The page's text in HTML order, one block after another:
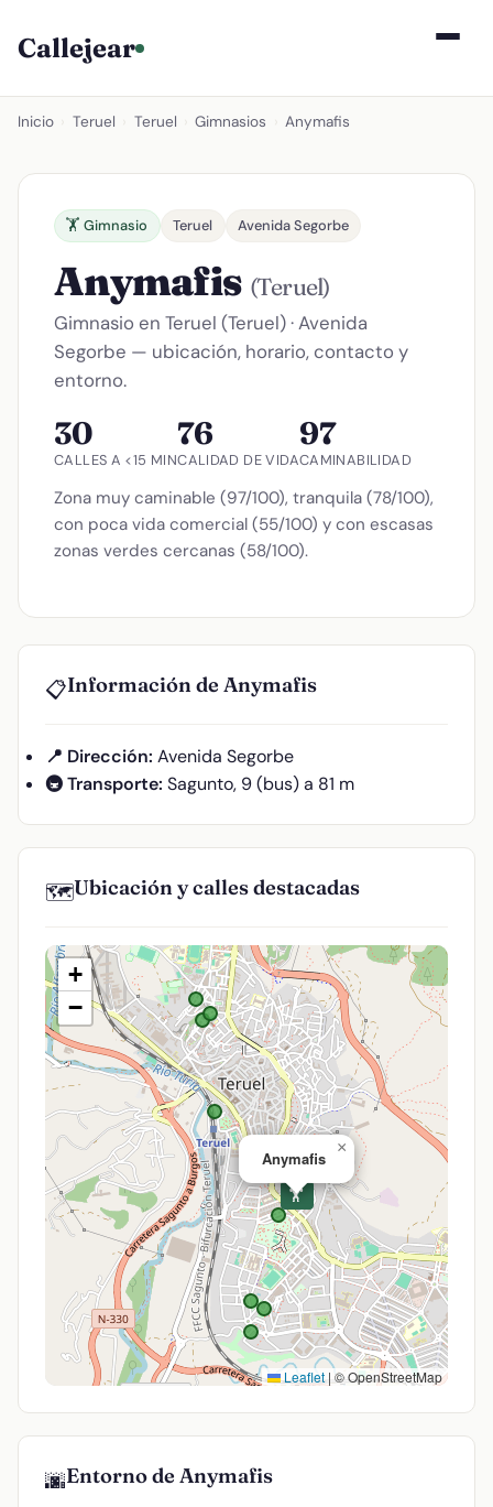
Callejear
Inicio Teruel Teruel Gimnasios Anymafis
🏋️ Gimnasio Teruel Avenida Segorbe
Anymafis (Teruel)
Gimnasio en Teruel (Teruel) · Avenida
Segorbe — ubicación, horario, contacto y
entorno.
30
CALLES A <15 MIN
76
CALIDAD DE VIDA
97
CAMINABILIDAD
Zona muy caminable (97/100), tranquila (78/100),
con poca vida comercial (55/100) y con escasas
zonas verdes cercanas (58/100).
📋Información de Anymafis
📍 Dirección: Avenida Segorbe
🚇 Transporte: Sagunto, 9 (bus) a 81 m
🗺️Ubicación y calles destacadas
🏋️
Anymafis
×
+
−
Leaflet | © OpenStreetMap
🌆Entorno de Anymafis